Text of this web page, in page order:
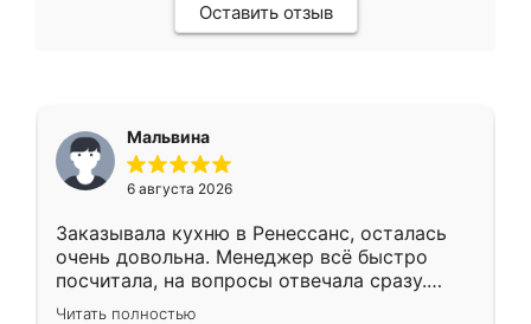
Оставить отзыв
Мальвина
6 августа 2026
Заказывала кухню в Ренессанс, осталась
очень довольна. Менеджер всё быстро
посчитала, на вопросы отвечала сразу.
Замерщик приехал в субботу, подошёл к
Читать полностью